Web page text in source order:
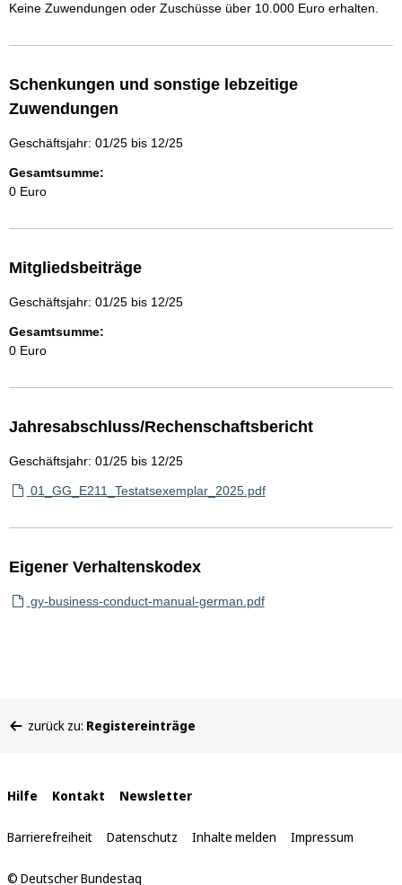
Keine Zuwendungen oder Zuschüsse über 10.000 Euro erhalten.
Schenkungen und sonstige lebzeitige
Zuwendungen
Geschäftsjahr: 01/25 bis 12/25
Gesamtsumme:
0 Euro
Mitgliedsbeiträge
Geschäftsjahr: 01/25 bis 12/25
Gesamtsumme:
0 Euro
Jahresabschluss/Rechenschaftsbericht
Geschäftsjahr: 01/25 bis 12/25
01_GG_E211_Testatsexemplar_2025.pdf
Eigener Verhaltenskodex
gy-business-conduct-manual-german.pdf
befinden
zurück zu: Registereinträge
Interne
Links
Hilfe Kontakt Newsletter
Barrierefreiheit Datenschutz Inhalte melden Impressum
© Deutscher Bundestag